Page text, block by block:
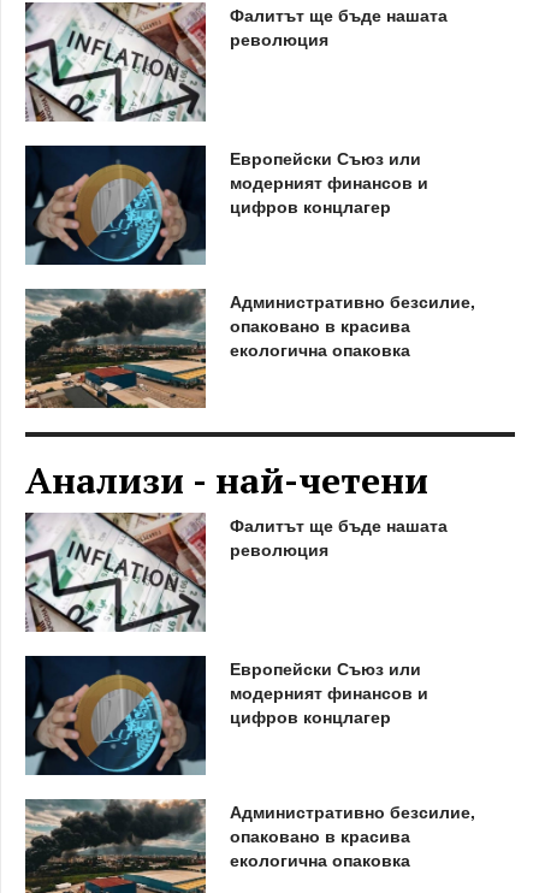
Фалитът ще бъде нашата
революция
Европейски Съюз или
модерният финансов и
цифров концлагер
Административно безсилие,
опаковано в красива
екологична опаковка
Анализи - най-четени
Фалитът ще бъде нашата
революция
Европейски Съюз или
модерният финансов и
цифров концлагер
Административно безсилие,
опаковано в красива
екологична опаковка